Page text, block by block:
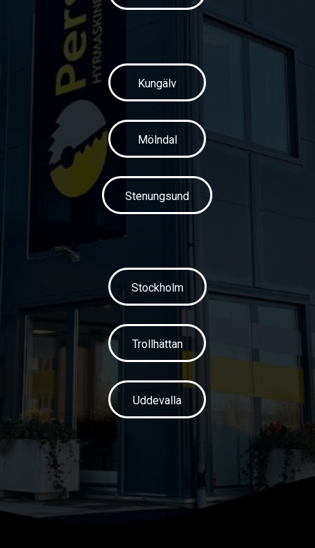
Kungälv
Mölndal
Stenungsund
Stockholm
Trollhättan
Uddevalla